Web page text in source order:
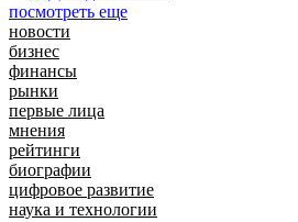
посмотреть еще
новости
бизнес
финансы
рынки
первые лица
мнения
рейтинги
биографии
цифровое развитие
наука и технологии